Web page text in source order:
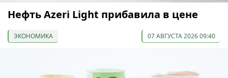
Нефть Azeri Light прибавила в цене
ЭКОНОМИКА 07 АВГУСТА 2026 09:40